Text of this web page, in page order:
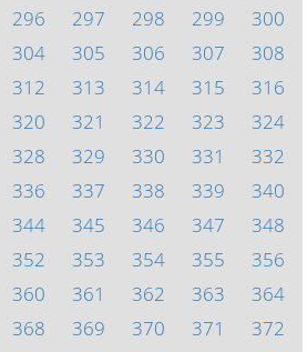
296 297 298 299
300
304 305 306 307
308
312 313 314 315
316
320 321 322 323
324
328 329 330 331
332
336 337 338 339
340
344 345 346 347
348
352 353 354 355
356
360 361 362 363
364
368 369 370 371
372